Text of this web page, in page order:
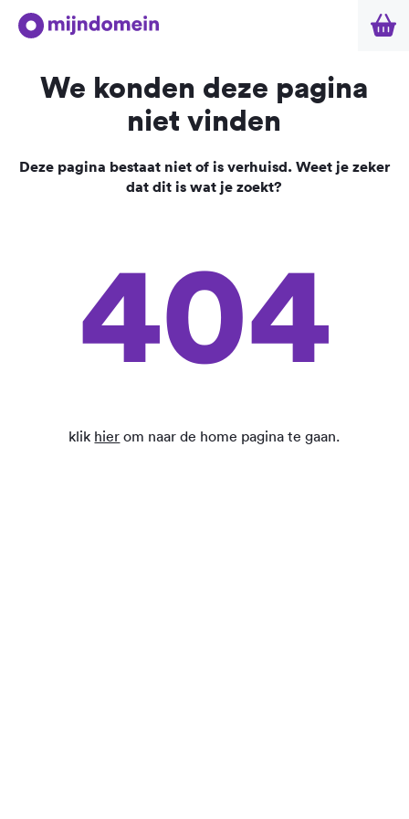
We konden deze pagina
niet vinden
Deze pagina bestaat niet of is verhuisd. Weet je zeker
dat dit is wat je zoekt?
404
klik hier om naar de home pagina te gaan.